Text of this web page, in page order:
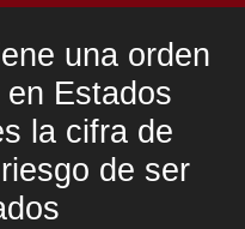
una orden
Estados
la cifra de
de ser